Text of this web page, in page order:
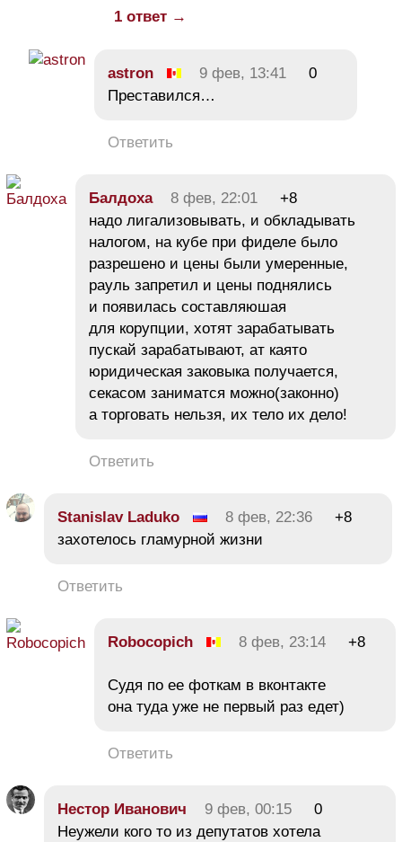
1 ответ →
astron 9 фев, 13:41
0
Преставился…
Ответить
Балдоха 8 фев, 22:01
+8
надо лигализовывать, и обкладывать
налогом, на кубе при фиделе было
разрешено и цены были умеренные,
рауль запретил и цены поднялись
и появилась составляюшая
для корупции, хотят зарабатывать
пускай зарабатывают, ат каято
юридическая заковыка получается,
секасом заниматся можно(законно)
а торговать нельзя, их тело их дело!
Ответить
Stanislav Laduko 8 фев, 22:36
+8
захотелось гламурной жизни
Ответить
Robocopich 8 фев, 23:14 +8
Судя по ее фоткам в вконтакте
она туда уже не первый раз едет)
Ответить
Нестор Иванович 9 фев, 00:15
0
Неужели кого то из депутатов хотела